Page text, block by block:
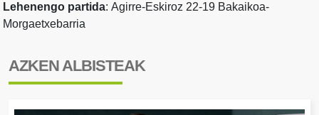
Lehenengo partida: Agirre-Eskiroz 22-19 Bakaikoa-
Morgaetxebarria
AZKEN ALBISTEAK